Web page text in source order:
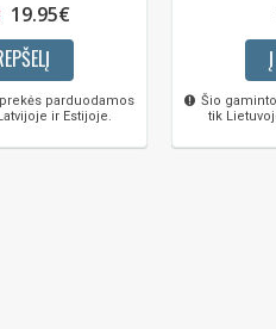
19.95€
parduodamos
ir Estijoje.
Šio
tik